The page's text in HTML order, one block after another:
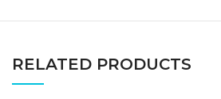
RELATED PRODUCTS